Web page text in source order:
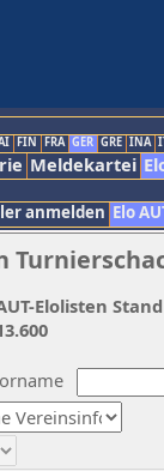
FIN FRA GER GRE INA
Meldekartei
anmelden Elo
Elolisten